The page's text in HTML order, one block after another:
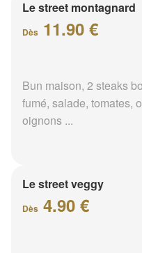
Le street montagnard
Dès 11.90 €
Bun maison, 2 steaks
fumé, salade, tomates,
oignons ...
Le street veggy
Dès 4.90 €